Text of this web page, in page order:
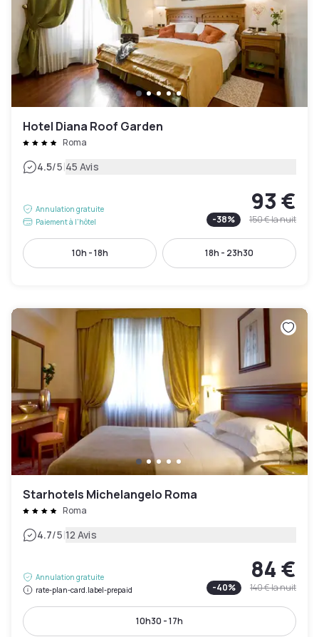
Hotel Diana Roof Garden
Roma
4.5/5|45 Avis
Annulation gratuite
Paiement à l'hôtel
93 €
-38% 150 €la nuit
10h - 18h 18h - 23h30
Starhotels Michelangelo Roma
Roma
4.7/5|12 Avis
Annulation gratuite
rate-plan-card.label-prepaid
84 €
-40% 140 €la nuit
10h30 - 17h